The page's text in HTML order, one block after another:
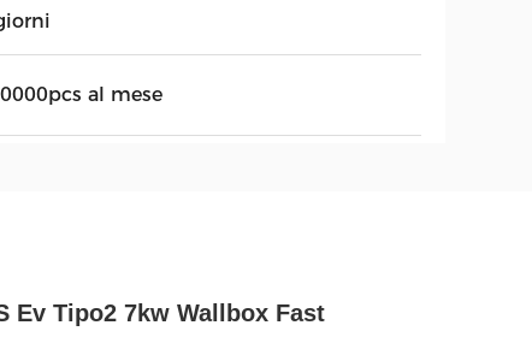
al mese
Ev Tipo2 7kw Wallbox Fast